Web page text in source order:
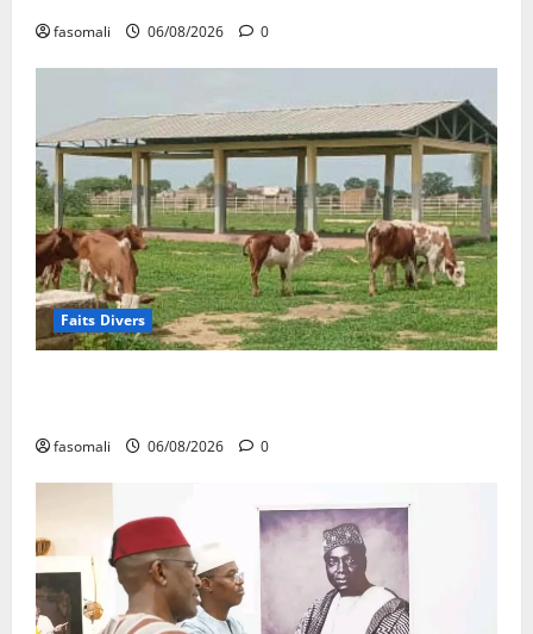
fasomali 06/08/2026 0
Faits Divers
fasomali 06/08/2026 0